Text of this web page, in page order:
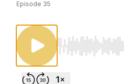
Episode 35
Use Left/Right